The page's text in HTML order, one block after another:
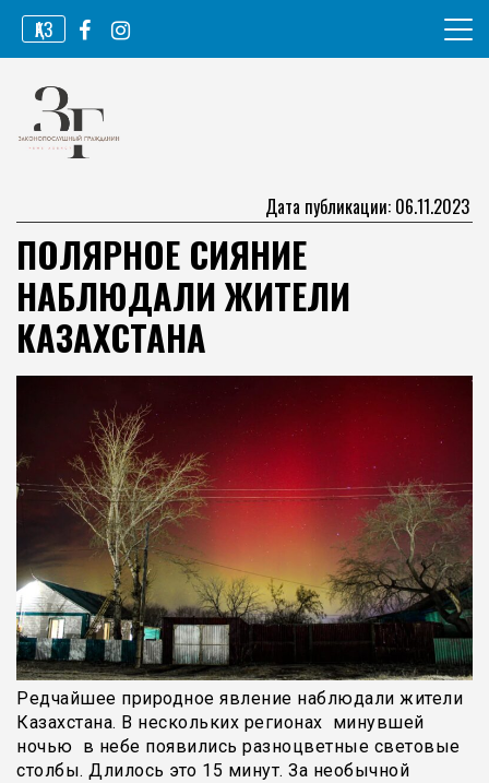
Перейти
содержимому
ҚАЗ
Законопослушный гражданин
Дата публикации: 06.11.2023
ПОЛЯРНОЕ СИЯНИЕ
НАБЛЮДАЛИ ЖИТЕЛИ
КАЗАХСТАНА
Редчайшее природное явление наблюдали жители
Казахстана. В нескольких регионах минувшей
ночью в небе появились разноцветные световые
столбы. Длилось это 15 минут. За необычной